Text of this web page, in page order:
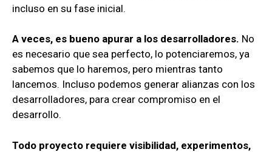
incluso en su fase inicial.
A veces, es bueno apurar a los desarrolladores. No
es necesario que sea perfecto, lo potenciaremos, ya
sabemos que lo haremos, pero mientras tanto
lancemos. Incluso podemos generar alianzas con los
desarrolladores, para crear compromiso en el
desarrollo.
Todo proyecto requiere visibilidad, experimentos,